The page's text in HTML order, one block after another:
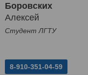
Боровских
Алексей
Студент ЛГТУ
8-910-351-04-59